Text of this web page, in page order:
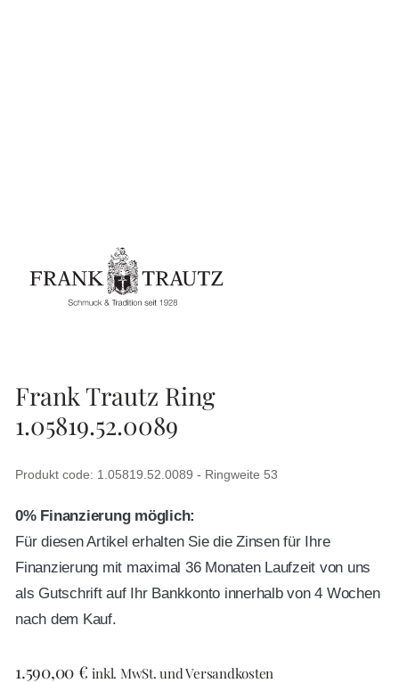
Frank Trautz Ring
1.05819.52.0089
Produkt code: 1.05819.52.0089 - Ringweite 53
0% Finanzierung möglich:
Für diesen Artikel erhalten Sie die Zinsen für Ihre
Finanzierung mit maximal 36 Monaten Laufzeit von uns
als Gutschrift auf Ihr Bankkonto innerhalb von 4 Wochen
nach dem Kauf.
1.590,00€ inkl. MwSt. und Versandkosten